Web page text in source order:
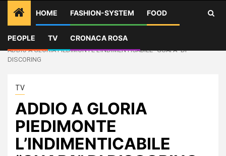
HOME FASHION-SYSTEM FOOD
PEOPLE TV CRONACA ROSA
Home
TV
ADDIO A GLORIA PIEDIMONTE L’INDIMENTICABILE “GUAPA” DI
DISCORING
TV
ADDIO A GLORIA
PIEDIMONTE
L’INDIMENTICABILE